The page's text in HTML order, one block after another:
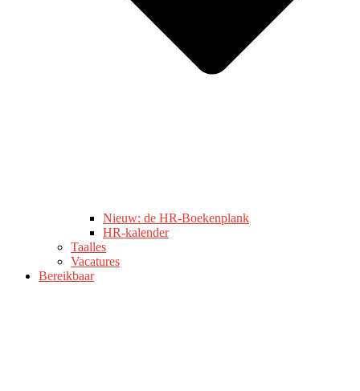
Nieuw: de HR-Boekenplank
HR-kalender
Taalles
Vacatures
Bereikbaar